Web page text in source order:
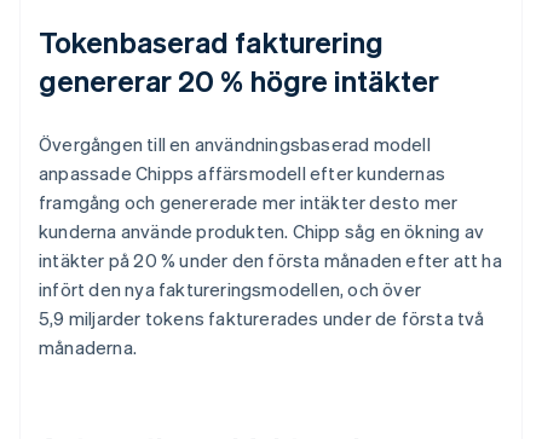
Tokenbaserad fakturering
genererar 20 % högre intäkter
Övergången till en användningsbaserad modell
anpassade Chipps affärsmodell efter kundernas
framgång och genererade mer intäkter desto mer
kunderna använde produkten. Chipp såg en ökning av
intäkter på 20 % under den första månaden efter att ha
infört den nya faktureringsmodellen, och över
5,9 miljarder tokens fakturerades under de första två
månaderna.